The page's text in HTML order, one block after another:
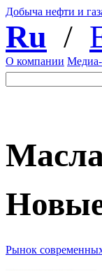
Добыча нефти и
Ru /
О компании
Рынок